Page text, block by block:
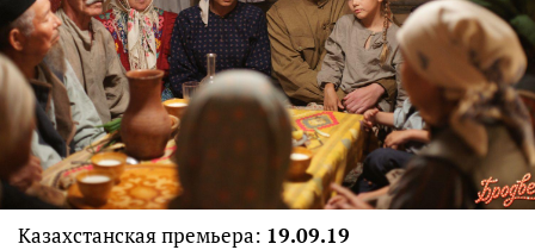
Казахстанская премьера: 19.09.19